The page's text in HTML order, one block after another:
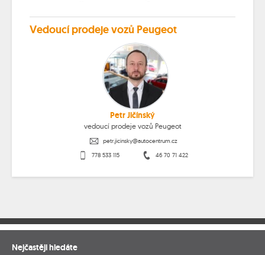
Vedoucí prodeje vozů Peugeot
Petr Jičínský
vedoucí prodeje vozů Peugeot
petr.jicinsky@autocentrum.cz
778 533 115
46 70 71 422
Nejčastěji hledáte